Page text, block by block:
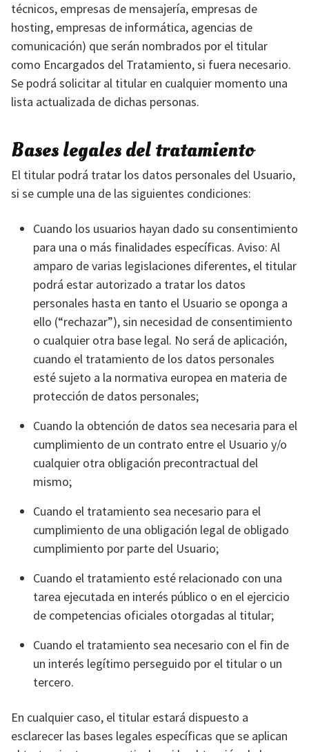
técnicos, empresas de mensajería, empresas de
hosting, empresas de informática, agencias de
comunicación) que serán nombrados por el titular
como Encargados del Tratamiento, si fuera necesario.
Se podrá solicitar al titular en cualquier momento una
lista actualizada de dichas personas.
Bases legales del tratamiento
El titular podrá tratar los datos personales del Usuario,
si se cumple una de las siguientes condiciones:
Cuando los usuarios hayan dado su consentimiento
para una o más finalidades específicas. Aviso: Al
amparo de varias legislaciones diferentes, el titular
podrá estar autorizado a tratar los datos
personales hasta en tanto el Usuario se oponga a
ello (“rechazar”), sin necesidad de consentimiento
o cualquier otra base legal. No será de aplicación,
cuando el tratamiento de los datos personales
esté sujeto a la normativa europea en materia de
protección de datos personales;
Cuando la obtención de datos sea necesaria para el
cumplimiento de un contrato entre el Usuario y/o
cualquier otra obligación precontractual del
mismo;
Cuando el tratamiento sea necesario para el
cumplimiento de una obligación legal de obligado
cumplimiento por parte del Usuario;
Cuando el tratamiento esté relacionado con una
tarea ejecutada en interés público o en el ejercicio
de competencias oficiales otorgadas al titular;
Cuando el tratamiento sea necesario con el fin de
un interés legítimo perseguido por el titular o un
tercero.
En cualquier caso, el titular estará dispuesto a
esclarecer las bases legales específicas que se aplican